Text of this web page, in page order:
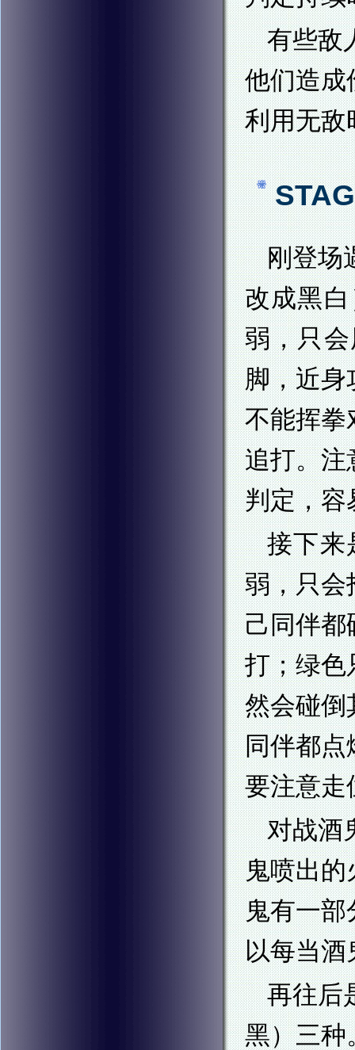
有些敌
他们造成
利用无敌
刚登场
改成黑
弱，只
脚，近身
不能挥拳
追打。注
判定，容
接下来
弱，只会
己同伴都
打；绿色
然会碰倒
同伴都点
要注意走
对战酒
鬼喷出的
鬼有一部
以每当酒
再往后
黑）三种